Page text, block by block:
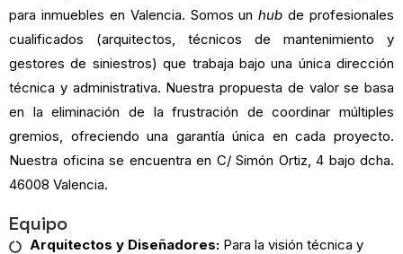
para inmuebles en Valencia. Somos unhub de profesionales
cualificados (arquitectos, técnicos de mantenimiento y
gestores de siniestros) que trabaja bajo una única dirección
técnica y administrativa. Nuestra propuesta de valor se basa
en la eliminación de la frustración de coordinar múltiples
gremios, ofreciendo una garantía única en cada proyecto.
Nuestra oficina se encuentra en C/ Simón Ortiz, 4 bajo dcha.
46008 Valencia.
Equipo
Arquitectos y Diseñadores: Para la visión técnica y